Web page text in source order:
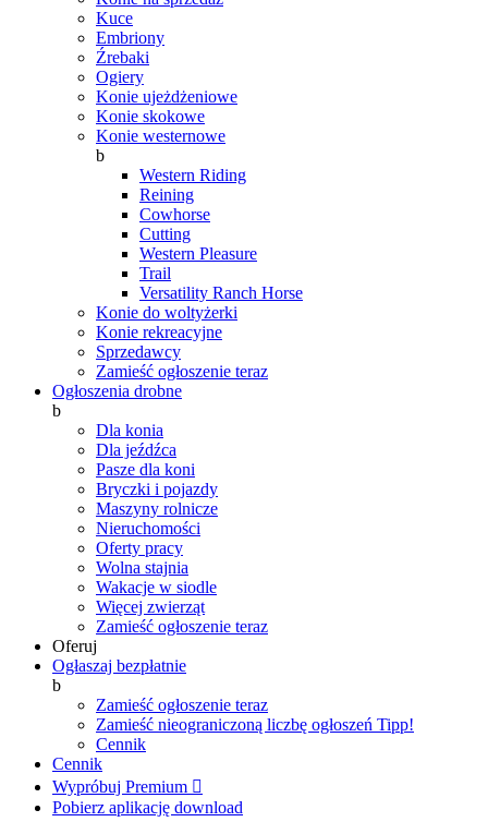
Kuce
Embriony
Źrebaki
Ogiery
Konie ujeżdżeniowe
Konie skokowe
Konie westernowe
b
Western Riding
Reining
Cowhorse
Cutting
Western Pleasure
Trail
Versatility Ranch Horse
Konie do woltyżerki
Konie rekreacyjne
Sprzedawcy
Zamieść ogłoszenie teraz
Ogłoszenia drobne
b
Dla konia
Dla jeźdźca
Pasze dla koni
Bryczki i pojazdy
Maszyny rolnicze
Nieruchomości
Oferty pracy
Wolna stajnia
Wakacje w siodle
Więcej zwierząt
Zamieść ogłoszenie teraz
Oferuj
Ogłaszaj bezpłatnie
b
Zamieść ogłoszenie teraz
Zamieść nieograniczoną liczbę ogłoszeń Tipp!
Cennik
Cennik
Wypróbuj Premium 
Pobierz aplikację download